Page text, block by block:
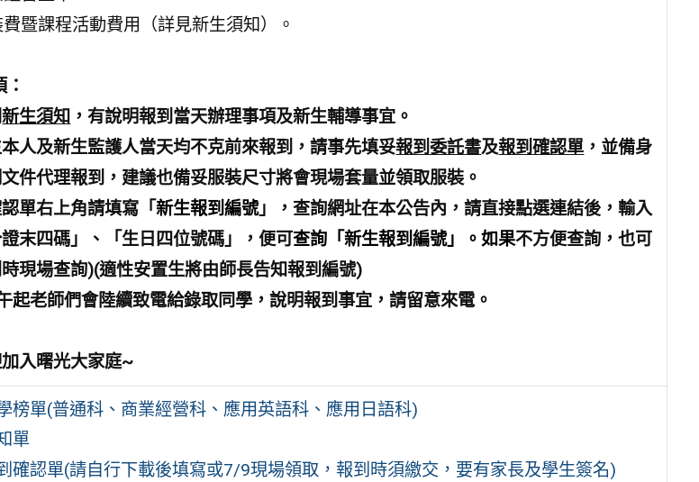
暨課程活動費用（詳見新生須知）。
新生須知 ，有說明報到當天辦理事項及新生輔導事宜。
人及新生監護人當天均不克前來報到，請事先填妥報到委託書及報到確認單 ，並備身
件代理報到，建議也備妥服裝尺寸將會現場套量並領取服裝。
單右上角請填寫「新生報到編號」，查詢網址在本公告內，請直接點選連結後，輸入
證末四碼」、「生日四位號碼」，便可查詢「新生報到編號」。如果不方便查詢，也可
現場查詢)(適性安置生將由師長告知報到編號)
老師們會陸續致電給錄取同學，說明報到事宜，請留意來電。
入曙光大家庭~
榜單(普通科、商業經營科、應用英語科、應用日語科)
單
確認單(請自行下載後填寫或7/9現場領取，報到時須繳交，要有家長及學生簽名)